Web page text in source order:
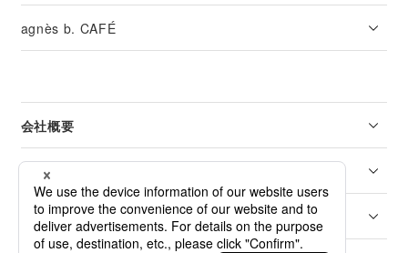
agnès b. CAFÉ
会社概要
リーガル
カスタマーサービス